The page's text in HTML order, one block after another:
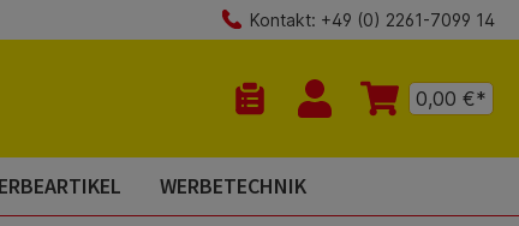
Kontakt: +49 (0) 2261-7099 14
Du hast 0 Produkte auf dem
0,00 €*
WERBETECHNIK